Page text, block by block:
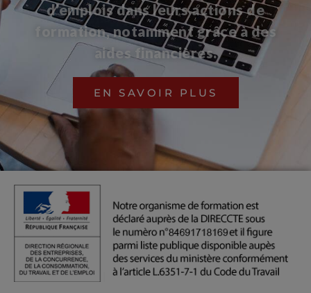
d’emplois dans leurs actions de
formation, notamment grâce à des
aides financières.
EN SAVOIR PLUS